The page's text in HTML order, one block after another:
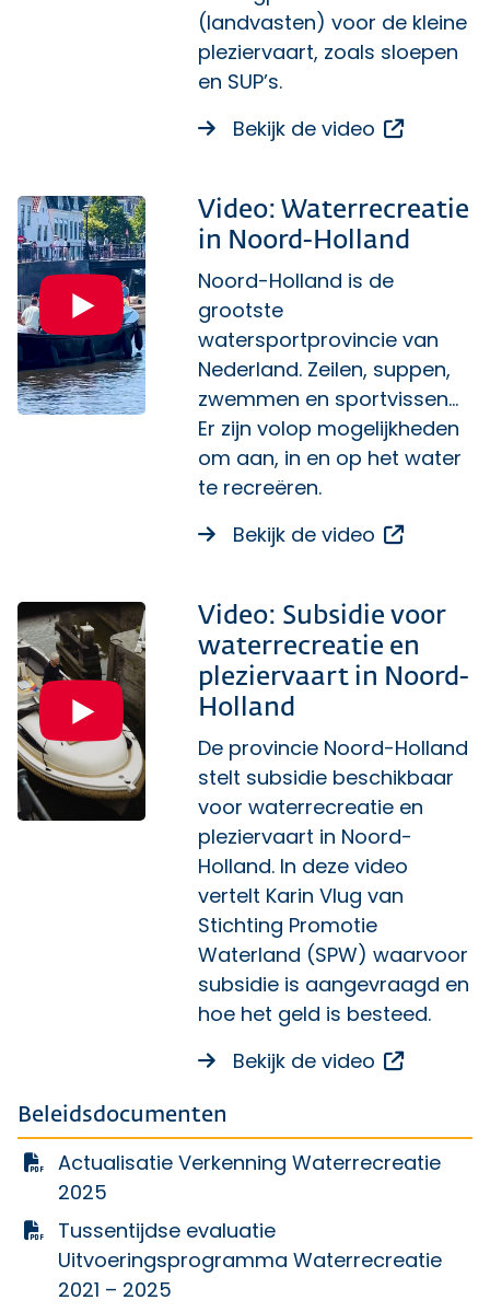
(landvasten) voor de kleine
pleziervaart, zoals sloepen
en SUP’s.
Bekijk de video
Opent
Video: Waterrecreatie
in Noord-Holland
Noord-Holland is de
grootste
watersportprovincie van
Nederland. Zeilen, suppen,
zwemmen en sportvissen...
Er zijn volop mogelijkheden
om aan, in en op het water
te recreëren.
Bekijk de video
Opent
Video: Subsidie voor
waterrecreatie en
pleziervaart in Noord-
Holland
De provincie Noord-Holland
stelt subsidie beschikbaar
voor waterrecreatie en
pleziervaart in Noord-
Holland. In deze video
vertelt Karin Vlug van
Stichting Promotie
Waterland (SPW) waarvoor
subsidie is aangevraagd en
hoe het geld is besteed.
Bekijk de video
Opent
Beleidsdocumenten
Actualisatie Verkenning Waterrecreatie
2025
Tussentijdse evaluatie
Uitvoeringsprogramma Waterrecreatie
2021 – 2025